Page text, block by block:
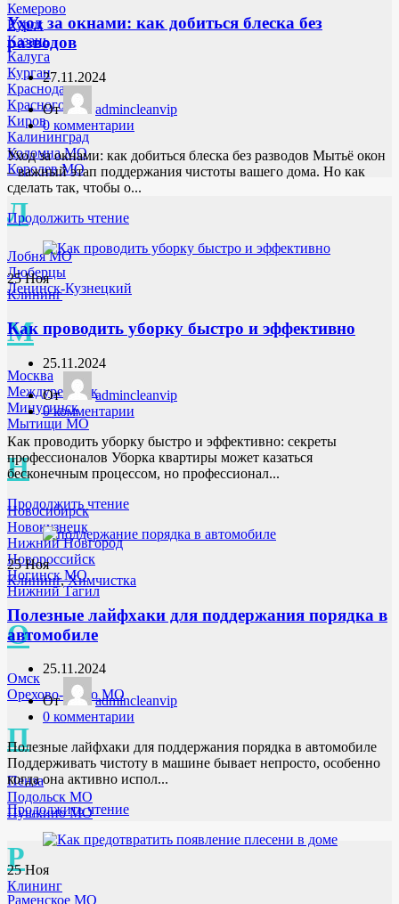
Кемерово
Курск
Казань
Калуга
Курган
Краснодар
Красногорск
Киров
Калининград
Коломна МО
Королев МО
Л
Лобня МО
Люберцы
Ленинск-Кузнецкий
М
Москва
Междуреченск
Минусинск
Мытищи МО
Н
Новосибирск
Новокузнецк
Нижний Новгород
Новороссийск
Ногинск МО
Нижний Тагил
О
Омск
Орехово-Зуево МО
П
Пенза
Подольск МО
Пушкино МО
Р
Раменское МО
Уход за окнами: как добиться блеска без
разводов
27.11.2024
От
admincleanvip
0 комментарии
Уход за окнами: как добиться блеска без разводов Мытьё окон
– важный этап поддержания чистоты вашего дома. Но как
сделать так, чтобы о...
Продолжить чтение
25Ноя
Клининг
Как проводить уборку быстро и эффективно
25.11.2024
От
admincleanvip
0 комментарии
Как проводить уборку быстро и эффективно: секреты
профессионалов Уборка квартиры может казаться
бесконечным процессом, но профессионал...
Продолжить чтение
25Ноя
Клининг,Химчистка
Полезные лайфхаки для поддержания порядка в
автомобиле
25.11.2024
От
admincleanvip
0 комментарии
Полезные лайфхаки для поддержания порядка в автомобиле
Поддерживать чистоту в машине бывает непросто, особенно
когда она активно испол...
Продолжить чтение
25Ноя
Клининг